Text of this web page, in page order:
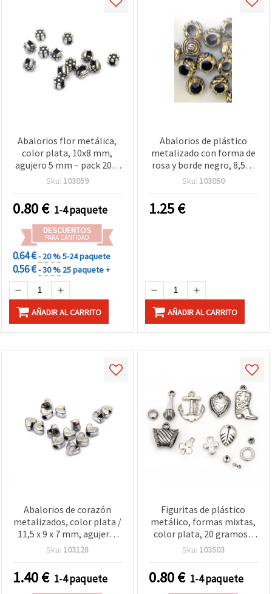
Abalorios flor metálica,
color plata, 10x8 mm,
agujero 5 mm – pack 20 g
(≈50 uds), ideal para
manualidades elegantes
Sku: 103059
0.80€ 1-4 paquete
DESCUENTOS
PARA CANTIDAD
0.64 €- 20 %5-24 paquete
0.56 €- 30 % 25 paquete +
AÑADIR AL CARRITO
Abalorios de plástico
metalizado con forma de
rosa y borde negro, 8,5×9
mm, agujero de 2 mm,
(~140 uds), para bisutería,
pulseras, collares y
Sku: 103050
1.25€
AÑADIR AL CARRITO
Abalorios de corazón
metalizados, color plata /
11,5 x 9 x 7 mm, agujero:
3,5 mm / 50 g (~117 uds.)
Sku: 103128
1.40€ 1-4 paquete
Figuritas de plástico
metálico, formas mixtas,
color plata, 20 gramos -
Adornos para
Sku: 103503
0.80€ 1-4 paquete